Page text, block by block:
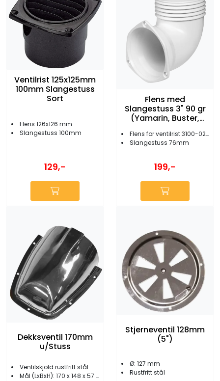
Ventilrist 125x125mm
100mm Slangestuss
Sort
Flens 126x126 mm
Slangestuss 100mm
129,-
Flens med
Slangestuss 3" 90 gr
(Yamarin, Buster,
Flens for ventilrist 3100-02/-03/-04
Slangestuss 76mm
199,-
Dekksventil 170mm
u/Stuss
Ventilskjold rustfritt stål
Mål (LxBxH): 170 x 148 x 57 mm
Stjerneventil 128mm
(5")
Ø: 127 mm
Rustfritt stål